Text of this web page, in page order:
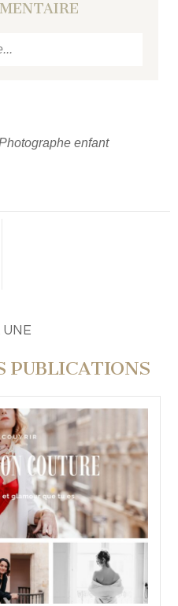
enfant
UNE
PUBLICATIONS